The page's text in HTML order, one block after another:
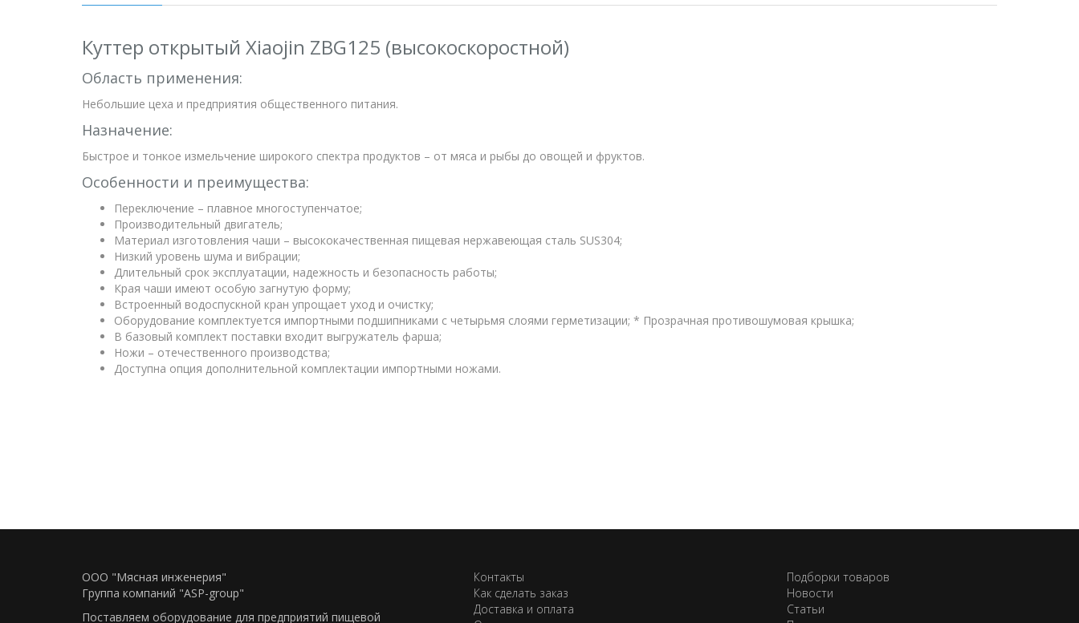
Куттер открытый Xiaojin ZBG125 (высокоскоростной)
Область применения:
Небольшие цеха и предприятия общественного питания.
Назначение:
Быстрое и тонкое измельчение широкого спектра продуктов – от мяса и рыбы до овощей и фруктов.
Особенности и преимущества:
Переключение – плавное многоступенчатое;
Производительный двигатель;
Материал изготовления чаши – высококачественная пищевая нержавеющая сталь SUS304;
Низкий уровень шума и вибрации;
Длительный срок эксплуатации, надежность и безопасность работы;
Края чаши имеют особую загнутую форму;
Встроенный водоспускной кран упрощает уход и очистку;
Оборудование комплектуется импортными подшипниками с четырьмя слоями герметизации; * Прозрачная противошумовая крышка;
В базовый комплект поставки входит выгружатель фарша;
Ножи – отечественного производства;
Доступна опция дополнительной комплектации импортными ножами.
ООО "Мясная инженерия"
Группа компаний "ASP-group"
Поставляем оборудование для предприятий пищевой
Контакты
Как сделать заказ
Доставка и оплата
Подборки товаров
Новости
Статьи